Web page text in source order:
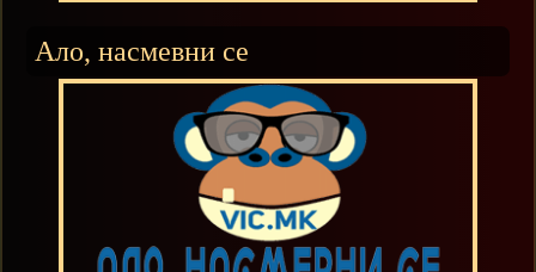
Ало, насмевни се